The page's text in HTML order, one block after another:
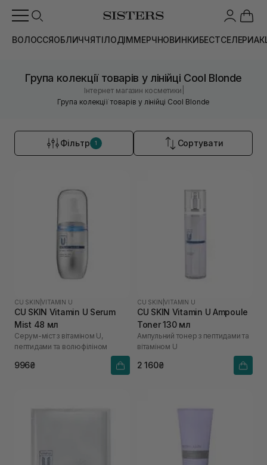
ВОЛОССЯОБЛИЧЧЯТІЛОДІММЕРЧНОВИНКИБЕСТСЕЛЕРИ
Група колекції товарів у лінійці Cool Blonde
Інтернет магазин косметики
Група колекції товарів у лінійці Cool Blonde
Фільтр 1 Сортувати
CU SKIN |VITAMIN U
CU SKIN Vitamin U Serum
Mist 48 мл
Серум-міст з вітаміном U,
пептидами та волюфіліном
996₴
CU SKIN |VITAMIN U
CU SKIN Vitamin U Ampoule
Toner 130 мл
Ампульний тонер з пептидами та
вітаміном U
2 160₴